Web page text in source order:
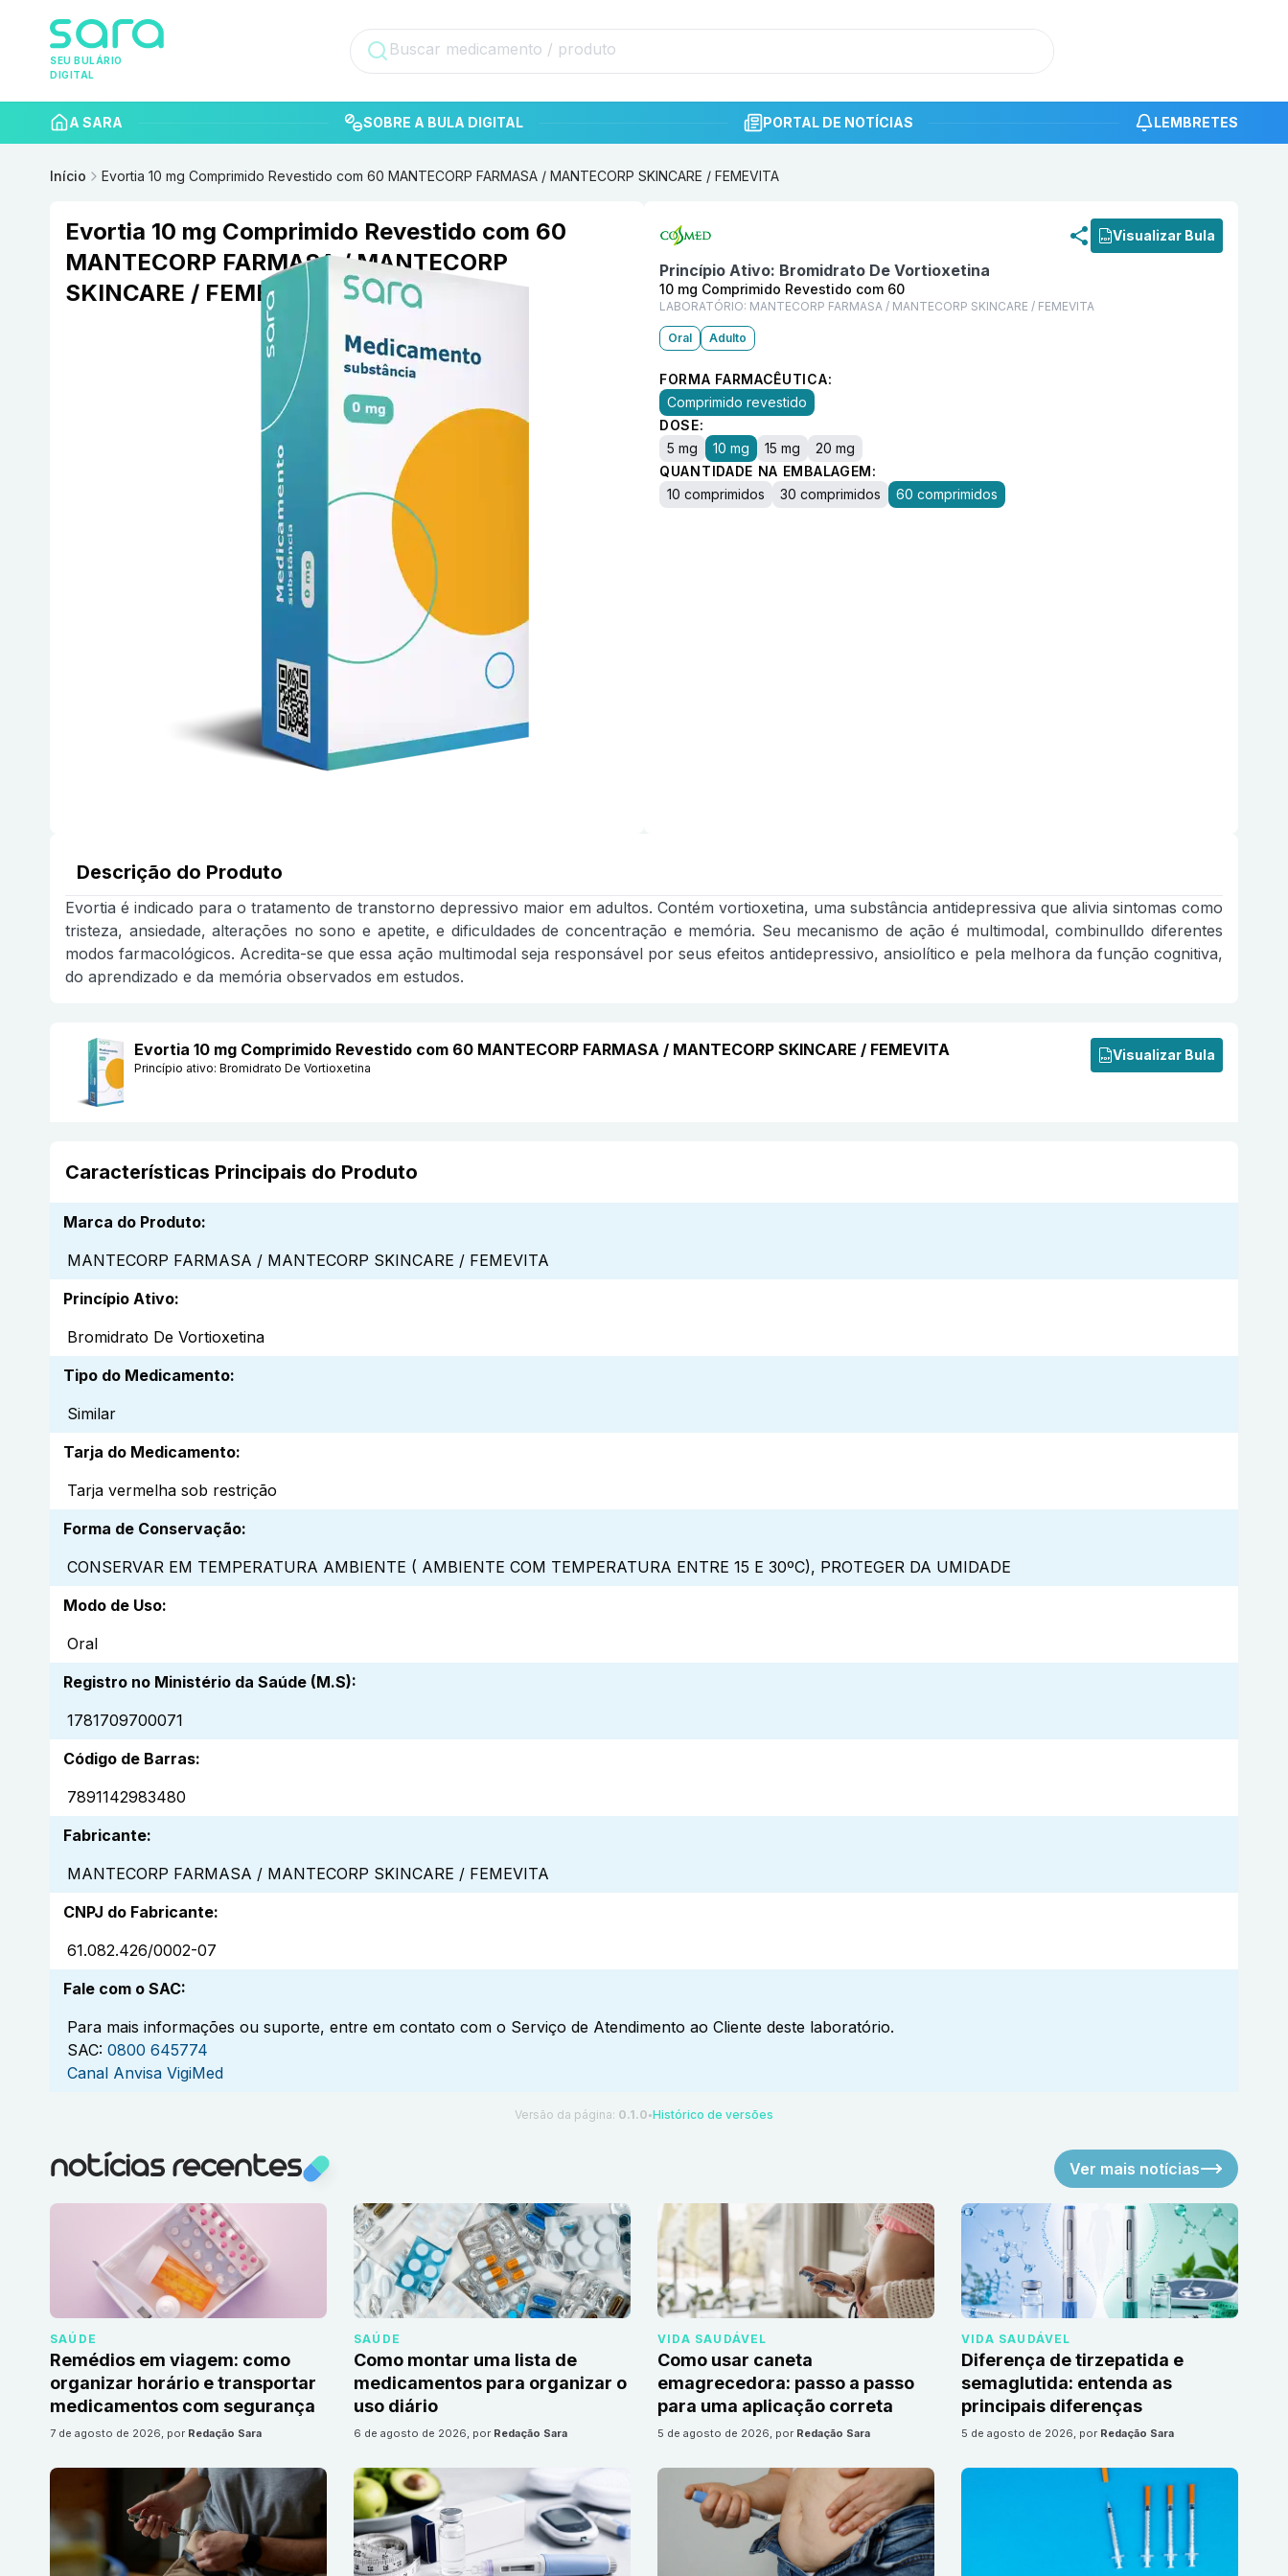
SEU BULÁRIO
DIGITAL
A SARA SOBRE A BULA DIGITAL PORTAL DE NOTÍCIAS LEMBRETES
Início Evortia 10 mg Comprimido Revestido com 60 MANTECORP FARMASA / MANTECORP SKINCARE / FEMEVITA
Evortia 10 mg Comprimido Revestido com 60
MANTECORP FARMASA / MANTECORP
SKINCARE / FEMEVITA
Visualizar Bula
Princípio Ativo: Bromidrato De Vortioxetina
10 mg Comprimido Revestido com 60
LABORATÓRIO: MANTECORP FARMASA / MANTECORP SKINCARE / FEMEVITA
Oral Adulto
FORMA FARMACÊUTICA:
Comprimido revestido
DOSE:
5 mg
10 mg 15 mg
20 mg
QUANTIDADE NA EMBALAGEM:
10 comprimidos
30 comprimidos 60 comprimidos
Descrição do Produto
Evortia é indicado para o tratamento de transtorno depressivo maior em adultos. Contém vortioxetina, uma substância antidepressiva que alivia sintomas como
tristeza, ansiedade, alterações no sono e apetite, e dificuldades de concentração e memória. Seu mecanismo de ação é multimodal, combinulldo diferentes
modos farmacológicos. Acredita-se que essa ação multimodal seja responsável por seus efeitos antidepressivo, ansiolítico e pela melhora da função cognitiva,
do aprendizado e da memória observados em estudos.
Evortia 10 mg Comprimido Revestido com 60 MANTECORP FARMASA / MANTECORP SKINCARE / FEMEVITA
Princípio ativo: Bromidrato De Vortioxetina
Visualizar Bula
Características Principais do Produto
Marca do Produto:
MANTECORP FARMASA / MANTECORP SKINCARE / FEMEVITA
Princípio Ativo:
Bromidrato De Vortioxetina
Tipo do Medicamento:
Similar
Tarja do Medicamento:
Tarja vermelha sob restrição
Forma de Conservação:
CONSERVAR EM TEMPERATURA AMBIENTE ( AMBIENTE COM TEMPERATURA ENTRE 15 E 30ºC), PROTEGER DA UMIDADE
Modo de Uso:
Oral
Registro no Ministério da Saúde (M.S):
1781709700071
Código de Barras:
7891142983480
Fabricante:
MANTECORP FARMASA / MANTECORP SKINCARE / FEMEVITA
CNPJ do Fabricante:
61.082.426/0002-07
Fale com o SAC:
Para mais informações ou suporte, entre em contato com o Serviço de Atendimento ao Cliente deste laboratório.
SAC: 0800 645774
Canal Anvisa VigiMed
Versão da página: 0.1.0 ●Histórico de versões
notícias recentes Ver mais notícias
SAÚDE
Remédios em viagem: como
organizar horário e transportar
medicamentos com segurança
7 de agosto de 2026, por Redação Sara
SAÚDE
Como montar uma lista de
medicamentos para organizar o
uso diário
6 de agosto de 2026, por Redação Sara
VIDA SAUDÁVEL
Como usar caneta
emagrecedora: passo a passo
para uma aplicação correta
5 de agosto de 2026, por Redação Sara
VIDA SAUDÁVEL
Diferença de tirzepatida e
semaglutida: entenda as
principais diferenças
5 de agosto de 2026, por Redação Sara